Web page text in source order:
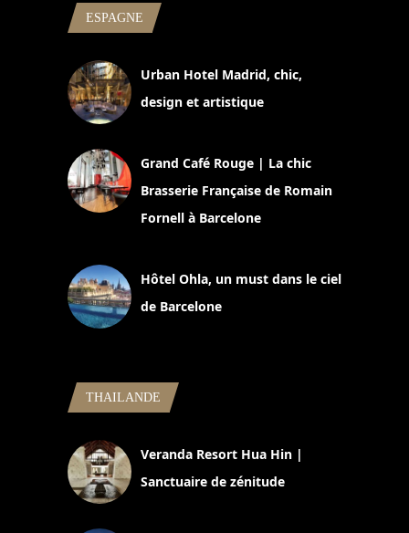
ESPAGNE
Urban Hotel Madrid, chic,
design et artistique
Grand Café Rouge | La chic
Brasserie Française de Romain
Fornell à Barcelone
Hôtel Ohla, un must dans le ciel
de Barcelone
THAILANDE
Veranda Resort Hua Hin |
Sanctuaire de zénitude